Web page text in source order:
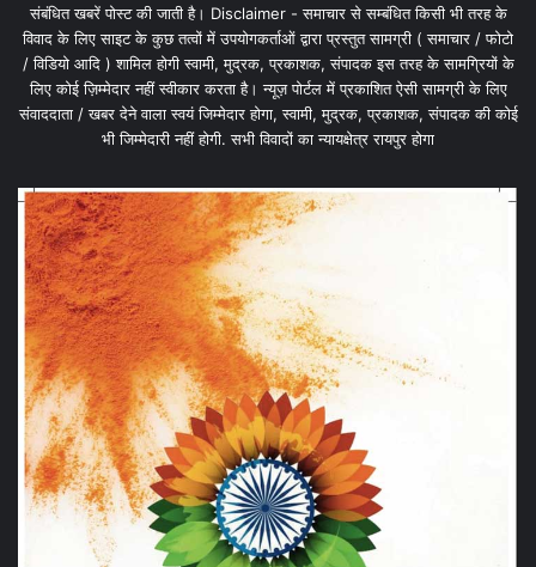
संबंधित खबरें पोस्ट की जाती है। Disclaimer - समाचार से सम्बंधित किसी भी तरह के
विवाद के लिए साइट के कुछ तत्वों में उपयोगकर्ताओं द्वारा प्रस्तुत सामग्री ( समाचार / फोटो
/ विडियो आदि ) शामिल होगी स्वामी, मुद्रक, प्रकाशक, संपादक इस तरह के सामग्रियों के
लिए कोई ज़िम्मेदार नहीं स्वीकार करता है। न्यूज़ पोर्टल में प्रकाशित ऐसी सामग्री के लिए
संवाददाता / खबर देने वाला स्वयं जिम्मेदार होगा, स्वामी, मुद्रक, प्रकाशक, संपादक की कोई
भी जिम्मेदारी नहीं होगी. सभी विवादों का न्यायक्षेत्र रायपुर होगा